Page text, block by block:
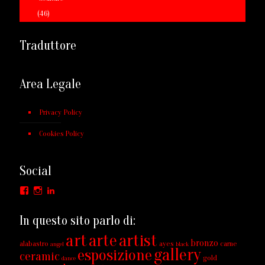
(46)
Traduttore
Area Legale
Privacy Policy
Cookies Policy
Social
Facebook
Instagram
In questo sito parlo di:
alabastro angel artarteartist ayes black bronzo carne
ceramic dance esposizionegallery gold